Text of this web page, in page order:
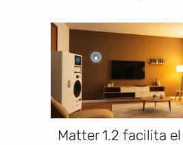
Matter 1.2 facilita